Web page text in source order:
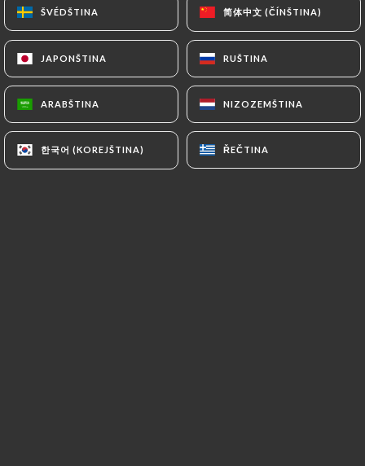
ŠVÉDŠTINA 简体中文 (ČÍNŠTINA)
JAPONŠTINA RUŠTINA
ARABŠTINA NIZOZEMŠTINA
한국어 (KOREJŠTINA) ŘEČTINA
ŠVÉDŠTINA 简体中文 (ČÍNŠTINA)
JAPONŠTINA RUŠTINA
ARABŠTINA NIZOZEMŠTINA
한국어 (KOREJŠTINA) ŘEČTINA